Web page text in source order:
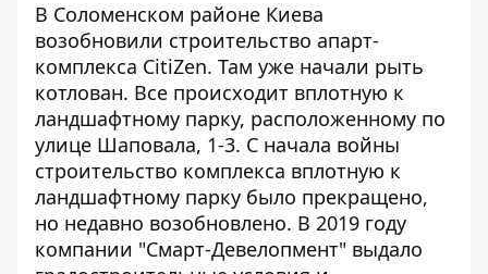
В Соломенском районе Киева
возобновили строительство апарт-
комплекса CitiZen. Там уже начали рыть
котлован. Все происходит вплотную к
ландшафтному парку, расположенному по
улице Шаповала, 1-3. С начала войны
строительство комплекса вплотную к
ландшафтному парку было прекращено,
но недавно возобновлено. В 2019 году
компании "Смарт-Девелопмент" выдало